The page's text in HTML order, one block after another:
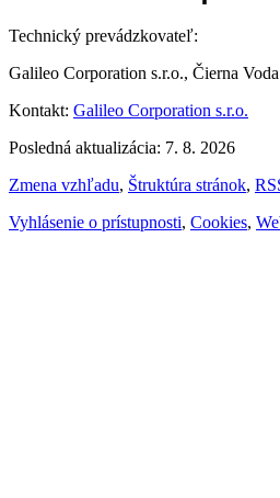
Technický prevádzkovateľ:
Galileo Corporation s.r.o., Čierna
Kontakt: Galileo Corporation s.r.o.
Posledná aktualizácia: 7. 8. 2026
Zmena vzhľadu, Štruktúra stránok,
Vyhlásenie o prístupnosti, Cookies,